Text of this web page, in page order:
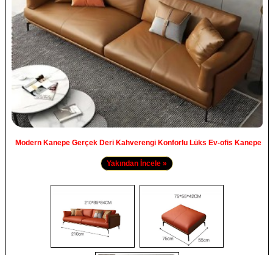
Modern Kanepe Gerçek Deri Kahverengi Konforlu Lüks Ev-ofis Kanepe
Yakından İncele »